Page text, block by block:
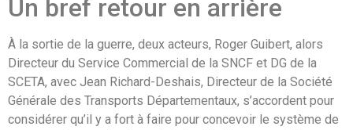
Un bref retour en arrière
À la sortie de la guerre, deux acteurs, Roger Guibert, alors
Directeur du Service Commercial de la SNCF et DG de la
SCETA, avec Jean Richard-Deshais, Directeur de la Société
Générale des Transports Départementaux, s’accordent pour
considérer qu’il y a fort à faire pour concevoir le système de